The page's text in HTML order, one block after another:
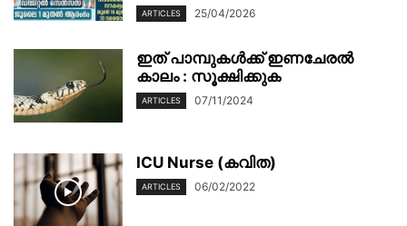
ARTICLES 25/04/2026
ഇത് പാമ്പുകൾക്ക് ഇണചേരൽ
കാലം : സൂക്ഷിക്കുക
ARTICLES 07/11/2024
ICU Nurse (കവിത)
ARTICLES 06/02/2022